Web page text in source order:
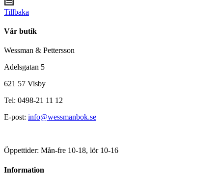
Tillbaka
Vår butik
Wessman & Pettersson
Adelsgatan 5
621 57 Visby
Tel: 0498-21 11 12
E-post: info@wessmanbok.se
Öppettider: Mån-fre 10-18, lör 10-16
Information